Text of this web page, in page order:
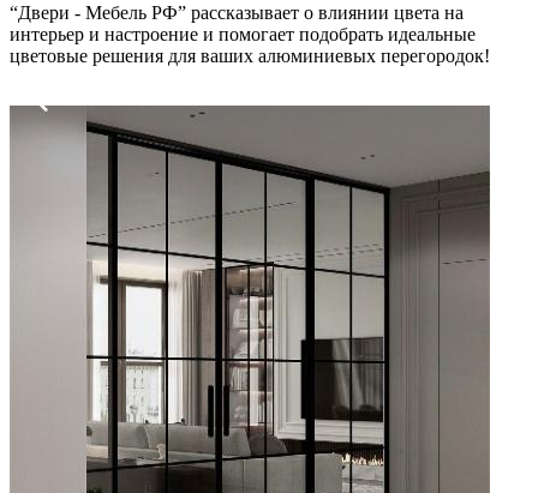
“Двери - Мебель РФ” рассказывает о влиянии цвета на
интерьер и настроение и помогает подобрать идеальные
цветовые решения для ваших алюминиевых перегородок!